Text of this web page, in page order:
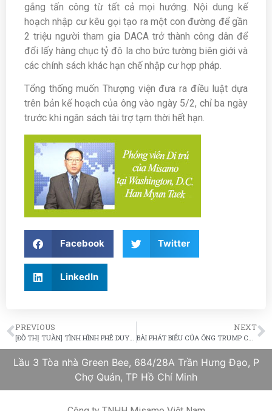
gắng tấn công từ tất cả mọi hướng. Nội dung kế
hoạch nhập cư kêu gọi tạo ra một con đường để gần
2 triệu người tham gia DACA trở thành công dân để
đổi lấy hàng chục tỷ đô la cho bức tường biên giới và
các chính sách khác hạn chế nhập cư hợp pháp.
Tổng thống muốn Thượng viện đưa ra điều luật dựa
trên bản kế hoạch của ông vào ngày 5/2, chỉ ba ngày
trước khi ngân sách tài trợ tạm thời hết hạn.
Facebook Twitter
LinkedIn
PREVIOUS NEXT
Lầu 3 Tòa nhà Green Bee, 684/28A Trần Hưng Đạo, P
Chợ Quán, TP Hồ Chí Minh